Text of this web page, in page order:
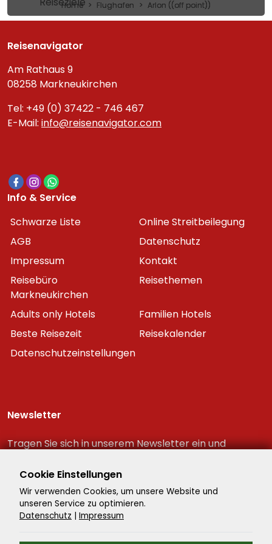
Home Flughafen Arlon ((off point))
Reisenavigator
Am Rathaus 9
08258 Markneukirchen
Tel: +49 (0) 37422 - 746 467
E-Mail: info@reisenavigator.com
Info & Service
Schwarze Liste
Online Streitbeilegung
AGB
Datenschutz
Impressum
Kontakt
Reisebüro
Markneukirchen
Reisethemen
Adults only Hotels
Familien Hotels
Beste Reisezeit
Reisekalender
Datenschutzeinstellungen
Newsletter
Tragen Sie sich in unserem Newsletter ein und
Reiseschnäppchen!
Cookie Einstellungen
Wir verwenden Cookies, um unsere Website und
unseren Service zu optimieren.
Datenschutz | Impressum